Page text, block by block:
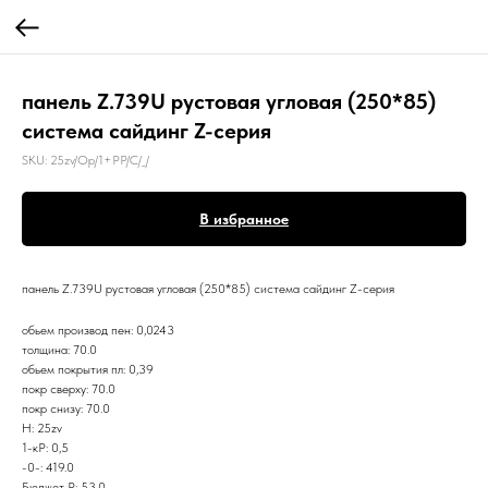
панель Z.739U рустовая угловая (250*85)
система сайдинг Z-серия
SKU: 25zv/Op/1+РР/С/_/
В избранное
панель Z.739U рустовая угловая (250*85) система сайдинг Z-серия
обьем производ пен: 0,0243
толщина: 70.0
обьем покрытия пл: 0,39
покр сверху: 70.0
покр снизу: 70.0
Н: 25zv
1-кР: 0,5
-0-: 419.0